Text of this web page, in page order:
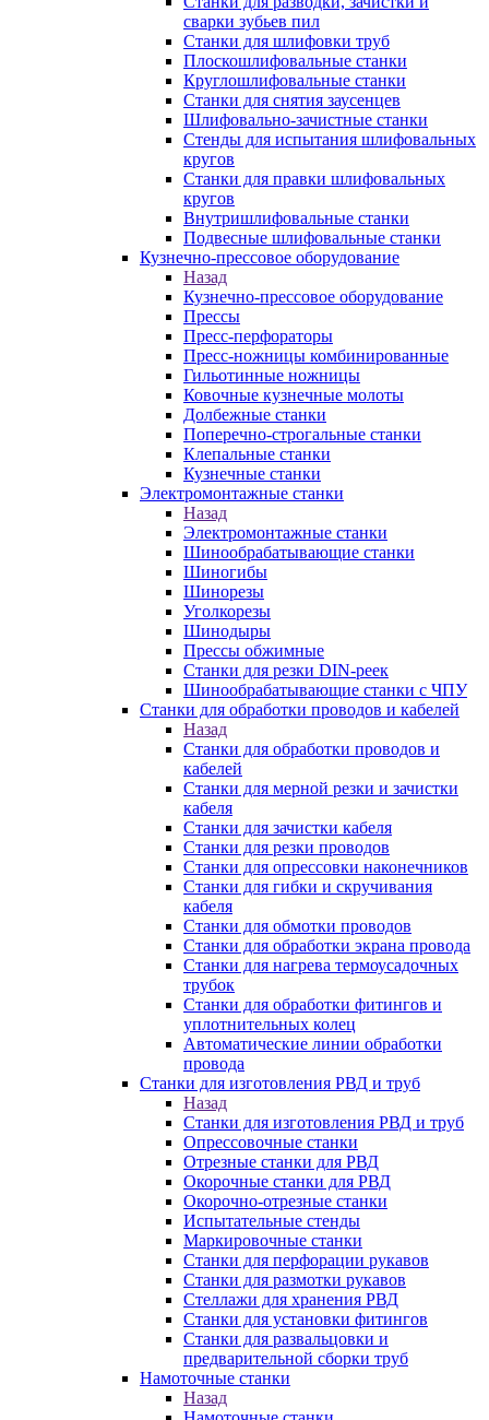
сварки зубьев пил
Станки для шлифовки труб
Плоскошлифовальные станки
Круглошлифовальные станки
Станки для снятия заусенцев
Шлифовально-зачистные станки
Стенды для испытания шлифовальных
кругов
Станки для правки шлифовальных
кругов
Внутришлифовальные станки
Подвесные шлифовальные станки
Кузнечно-прессовое оборудование
Назад
Кузнечно-прессовое оборудование
Прессы
Пресс-перфораторы
Пресс-ножницы комбинированные
Гильотинные ножницы
Ковочные кузнечные молоты
Долбежные станки
Поперечно-строгальные станки
Клепальные станки
Кузнечные станки
Электромонтажные станки
Назад
Электромонтажные станки
Шинообрабатывающие станки
Шиногибы
Шинорезы
Уголкорезы
Шинодыры
Прессы обжимные
Станки для резки DIN-реек
Шинообрабатывающие станки с ЧПУ
Станки для обработки проводов и кабелей
Назад
Станки для обработки проводов и
кабелей
Станки для мерной резки и зачистки
кабеля
Станки для зачистки кабеля
Станки для резки проводов
Станки для опрессовки наконечников
Станки для гибки и скручивания
кабеля
Станки для обмотки проводов
Станки для обработки экрана провода
Станки для нагрева термоусадочных
трубок
Станки для обработки фитингов и
уплотнительных колец
Автоматические линии обработки
провода
Станки для изготовления РВД и труб
Назад
Станки для изготовления РВД и труб
Опрессовочные станки
Отрезные станки для РВД
Окорочные станки для РВД
Окорочно-отрезные станки
Испытательные стенды
Маркировочные станки
Станки для перфорации рукавов
Станки для размотки рукавов
Стеллажи для хранения РВД
Станки для установки фитингов
Станки для развальцовки и
предварительной сборки труб
Намоточные станки
Назад